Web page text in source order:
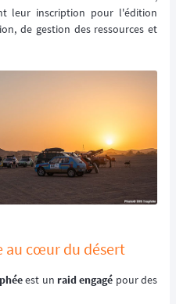
leur inscription pour l'édition
de gestion des ressources et
au cœur du désert
est un raid engagé pour des